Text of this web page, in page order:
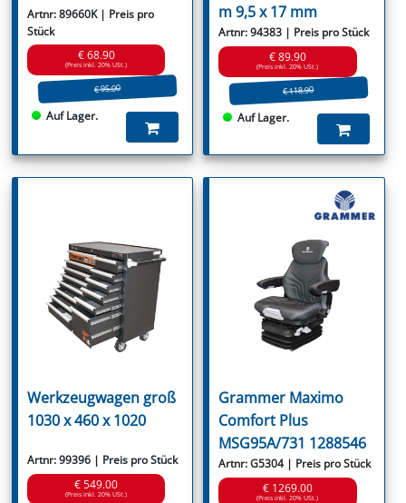
Artnr: 89660K | Preis pro
Stück
€ 68.90
(Preis inkl. 20% USt.)
€ 95.00
Auf Lager.
m 9,5 x 17 mm
Artnr: 94383 | Preis pro Stück
€ 89.90
(Preis inkl. 20% USt.)
€ 118.90
Auf Lager.
Werkzeugwagen groß
1030 x 460 x 1020
Artnr: 99396 | Preis pro Stück
€ 549.00
(Preis inkl. 20% USt.)
Grammer Maximo
Comfort Plus
MSG95A/731 1288546
Artnr: G5304 | Preis pro Stück
€ 1269.00
(Preis inkl. 20% USt.)